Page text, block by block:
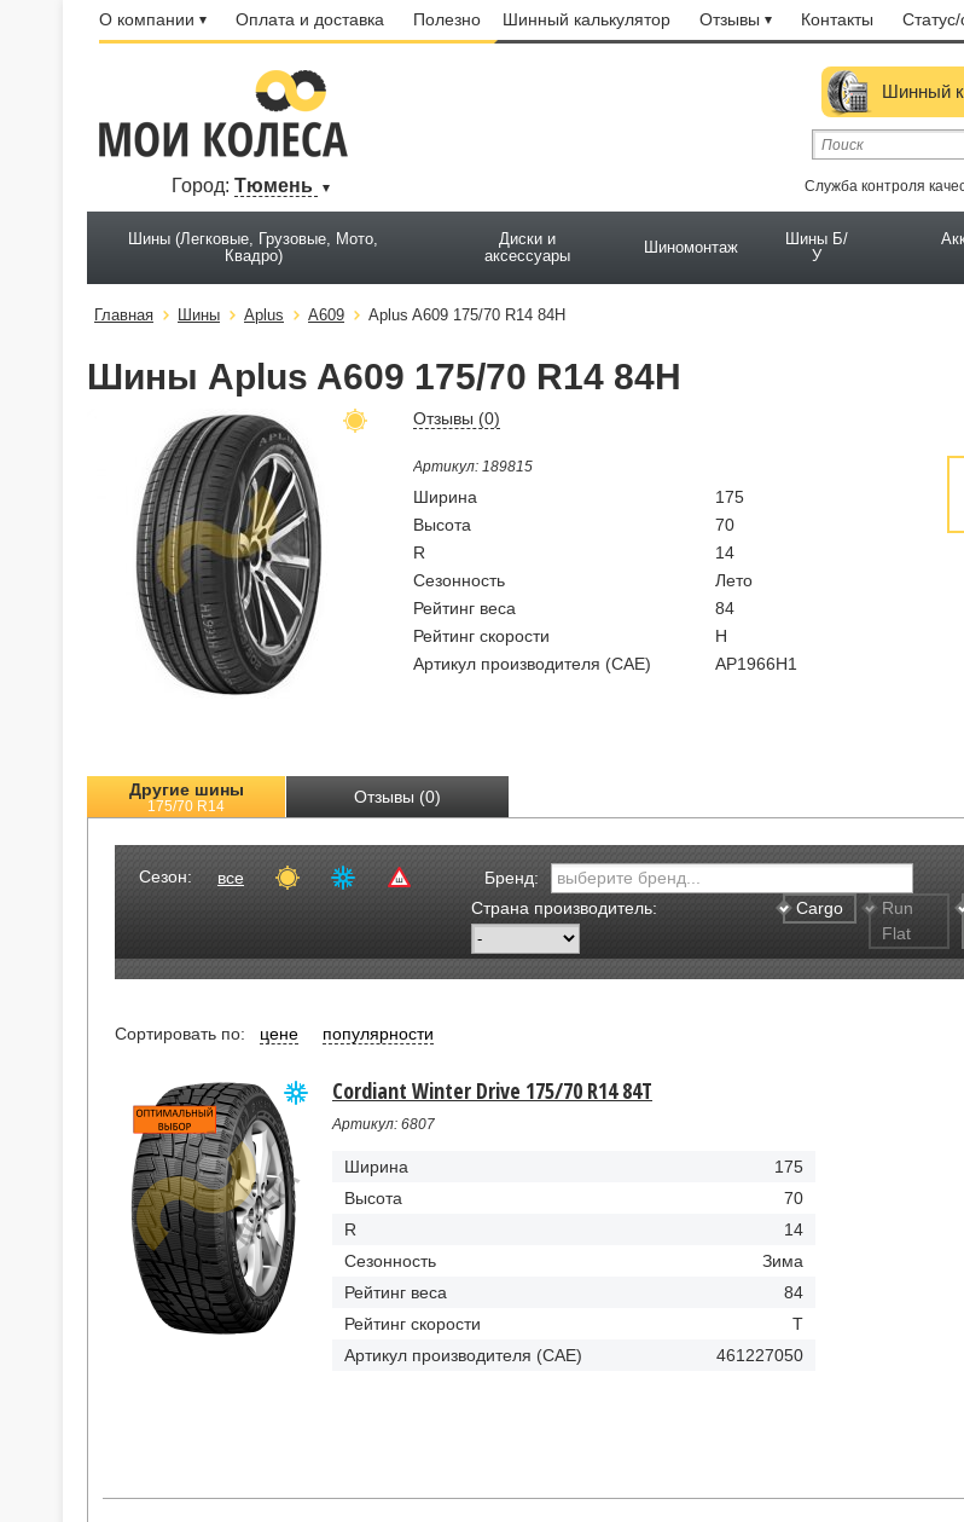
О компании Оплата и доставка Полезно Шинный калькулятор Отзывы Контакты Статус/
Город: Тюмень
Шинный
Служба контроля
Шины (Легковые, Грузовые, Мото,
Квадро)
Диски и
аксессуары
Шиномонтаж
Шины Б/
У
Главная Шины Aplus A609 Aplus A609 175/70 R14 84H
Шины Aplus A609 175/70 R14 84H
Отзывы (0)
Артикул: 189815
Ширина
175
Высота
70
R
14
Сезонность
Лето
Рейтинг веса
84
Рейтинг скорости
H
Артикул производителя (CAE)
AP1966H1
Другие шины
175/70 R14 Отзывы (0)
Сезон: все
Бренд:
Страна производитель:
Cargo
Run
Flat
Сортировать по: цене популярности
Cordiant Winter Drive 175/70 R14 84T
Артикул: 6807
Ширина
175
Высота
70
R
14
Сезонность
Зима
Рейтинг веса
84
Рейтинг скорости
T
Артикул производителя (CAE)
461227050